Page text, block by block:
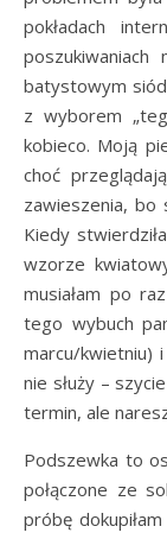
pokładach
poszukiwaniach
batystowym
z wyborem
kobieco. Moją
choć
zawieszenia, bo
Kiedy
wzorze
musiałam po
tego wybuch
marcu/kwietniu)
nie służy –
termin, ale
Podszewka to
połączone ze
próbę